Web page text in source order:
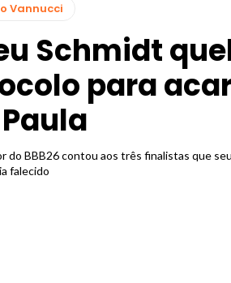
Vannucci
Schmidt
para
do BBB26 contou aos três finalistas que
falecido